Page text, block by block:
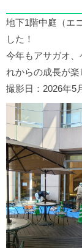
地下1階中庭（エ
した！
今年もアサガオ
れからの成長が楽
撮影日：2026年5